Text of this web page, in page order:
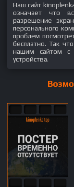
Наш сайт
означает что
разрешение
персонального
проблем
бесплатно. Так
нашим сайтом с
устройства.